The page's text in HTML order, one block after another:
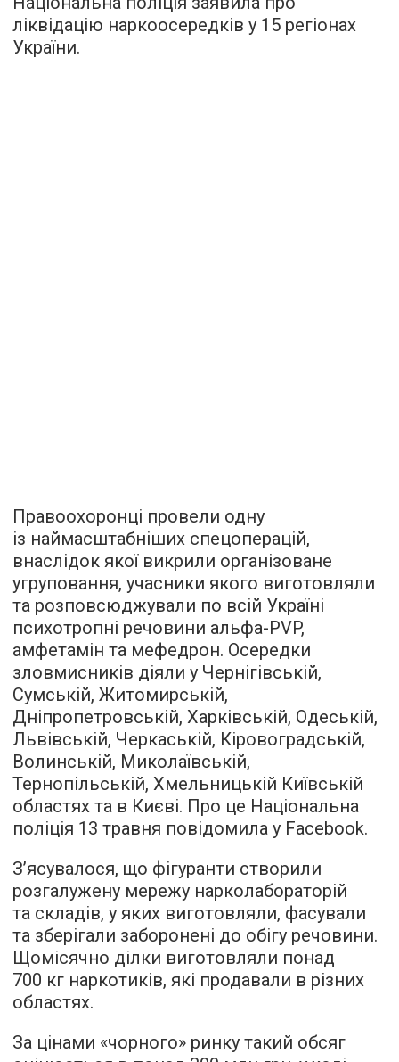
ліквідацію наркоосередків у 15 регіонах
України.
Правоохоронці провели одну
із наймасштабніших спецоперацій,
внаслідок якої викрили організоване
угруповання, учасники якого виготовляли
та розповсюджували по всій Україні
психотропні речовини альфа-PVP,
амфетамін та мефедрон. Осередки
зловмисників діяли у Чернігівській,
Сумській, Житомирській,
Дніпропетровській, Харківській, Одеській,
Львівській, Черкаській, Кіровоградській,
Волинській, Миколаївській,
Тернопільській, Хмельницькій Київській
областях та в Києві. Про це Національна
поліція 13 травня повідомила у Facebook.
З’ясувалося, що фігуранти створили
розгалужену мережу нарколабораторій
та складів, у яких виготовляли, фасували
та зберігали заборонені до обігу речовини.
Щомісячно ділки виготовляли понад
700 кг наркотиків, які продавали в різних
областях.
За цінами «чорного» ринку такий обсяг